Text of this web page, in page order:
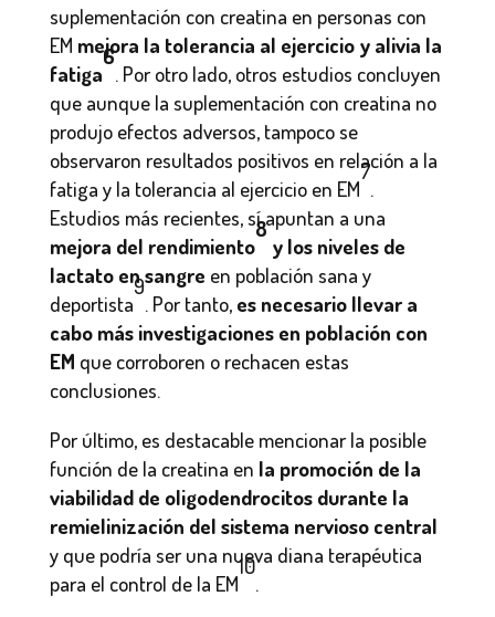
suplementación con creatina en personas con
EM mejora la tolerancia al ejercicio y alivia la
fatiga
6
. Por otro lado, otros estudios concluyen
que aunque la suplementación con creatina no
produjo efectos adversos, tampoco se
observaron resultados positivos en relación a la
fatiga y la tolerancia al ejercicio en EM
7
.
Estudios más recientes, sí apuntan a una
mejora del rendimiento
8
y los niveles de
lactato en sangre en población sana y
deportista
9
. Por tanto, es necesario llevar a
cabo más investigaciones en población con
EM que corroboren o rechacen estas
conclusiones.
Por último, es destacable mencionar la posible
función de la creatina en la promoción de la
viabilidad de oligodendrocitos durante la
remielinización del sistema nervioso central
y que podría ser una nueva diana terapéutica
para el control de la EM
10
.